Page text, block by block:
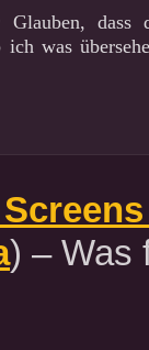
dass
was
) – Was